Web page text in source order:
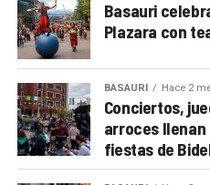
Basauri
Plazara con
BASAURI Hace 2
Conciertos,
arroces llenan
fiestas de